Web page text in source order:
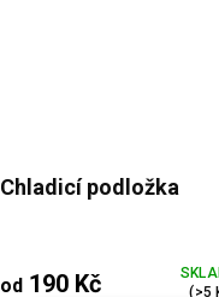
Chladicí podložka
od 190 Kč
(>5